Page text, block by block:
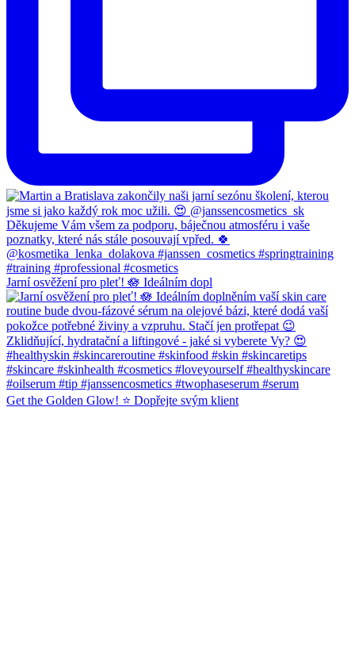
Jarní osvěžení pro pleť! 🪷 Ideálním dopl
Get the Golden Glow! ⭐️ Dopřejte svým klient